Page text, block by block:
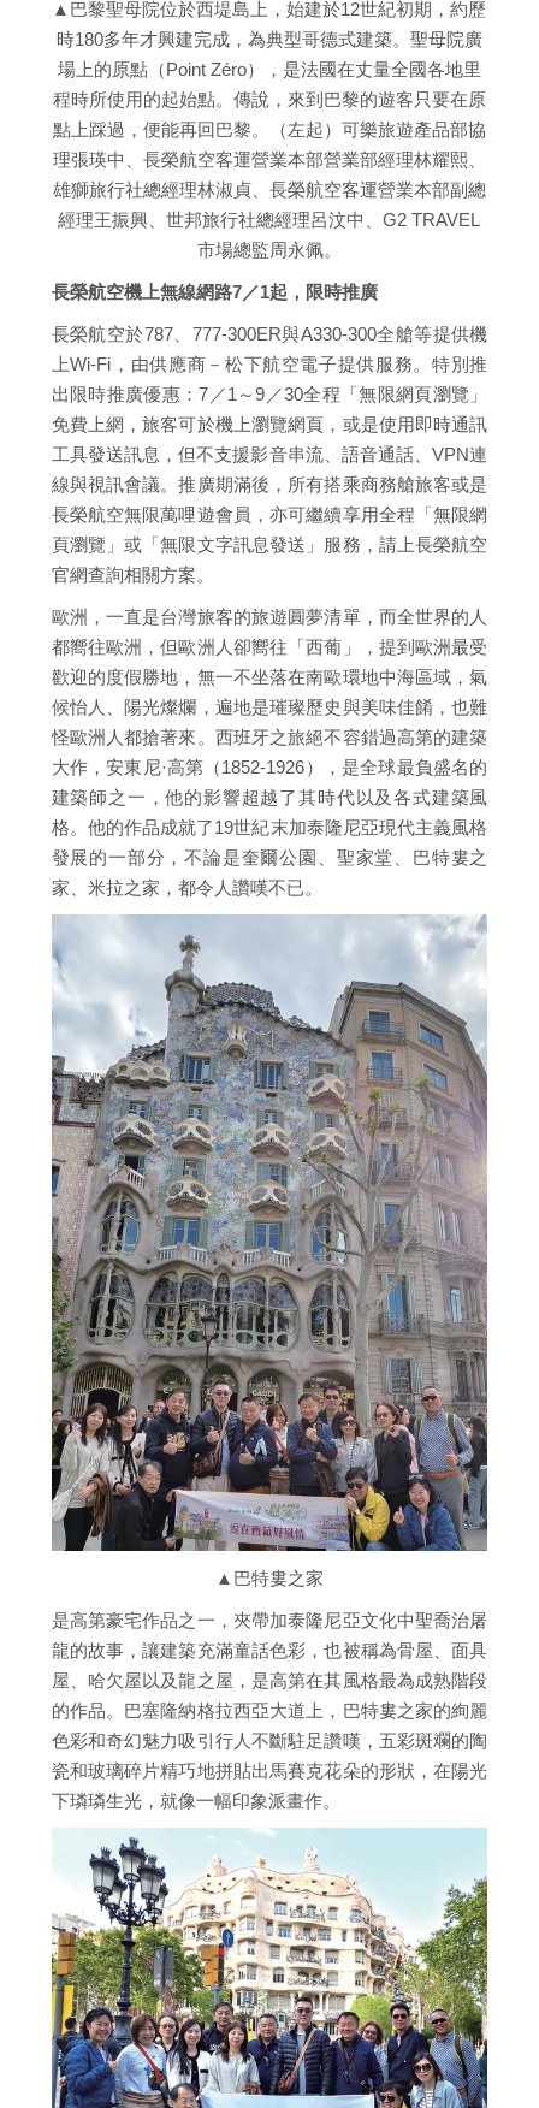
▲巴黎聖母院位於西堤島上，始建於12世紀初期，約歷
時180多年才興建完成，為典型哥德式建築。聖母院廣
場上的原點（Point Zéro），是法國在丈量全國各地里
程時所使用的起始點。傳說，來到巴黎的遊客只要在原
點上踩過，便能再回巴黎。（左起）可樂旅遊產品部協
理張瑛中、長榮航空客運營業本部營業部經理林耀熙、
雄獅旅行社總經理林淑貞、長榮航空客運營業本部副總
經理王振興、世邦旅行社總經理呂汶中、G2 TRAVEL
市場總監周永佩。
長榮航空機上無線網路7／1起，限時推廣
長榮航空於787、777-300ER與A330-300全艙等提供機
上Wi-Fi，由供應商－松下航空電子提供服務。特別推
出限時推廣優惠：7／1～9／30全程「無限網頁瀏覽」
免費上網，旅客可於機上瀏覽網頁，或是使用即時通訊
工具發送訊息，但不支援影音串流、語音通話、VPN連
線與視訊會議。推廣期滿後，所有搭乘商務艙旅客或是
長榮航空無限萬哩遊會員，亦可繼續享用全程「無限網
頁瀏覽」或「無限文字訊息發送」服務，請上長榮航空
官網查詢相關方案。
歐洲，一直是台灣旅客的旅遊圓夢清單，而全世界的人
都嚮往歐洲，但歐洲人卻嚮往「西葡」，提到歐洲最受
歡迎的度假勝地，無一不坐落在南歐環地中海區域，氣
候怡人、陽光燦爛，遍地是璀璨歷史與美味佳餚，也難
怪歐洲人都搶著來。西班牙之旅絕不容錯過高第的建築
大作，安東尼·高第（1852-1926），是全球最負盛名的
建築師之一，他的影響超越了其時代以及各式建築風
格。他的作品成就了19世紀末加泰隆尼亞現代主義風格
發展的一部分，不論是奎爾公園、聖家堂、巴特婁之
家、米拉之家，都令人讚嘆不已。
▲巴特婁之家
是高第豪宅作品之一，夾帶加泰隆尼亞文化中聖喬治屠
龍的故事，讓建築充滿童話色彩，也被稱為骨屋、面具
屋、哈欠屋以及龍之屋，是高第在其風格最為成熟階段
的作品。巴塞隆納格拉西亞大道上，巴特婁之家的絢麗
色彩和奇幻魅力吸引行人不斷駐足讚嘆，五彩斑斕的陶
瓷和玻璃碎片精巧地拼貼出馬賽克花朵的形狀，在陽光
下璘璘生光，就像一幅印象派畫作。